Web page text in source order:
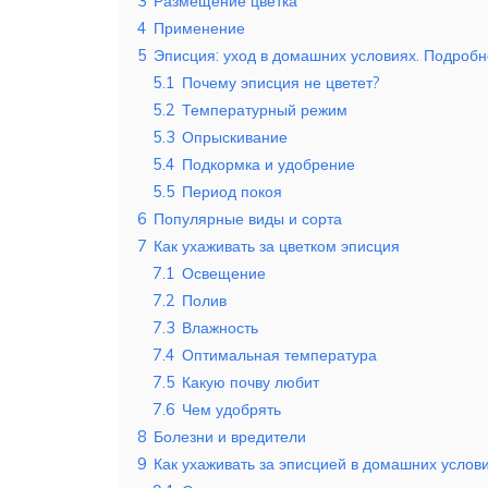
4 Применение
5 Эписция: уход в домашних условиях.
5.1
Почему эписция не цветет?
5.2 Температурный режим
5.3 Опрыскивание
5.4 Подкормка и удобрение
5.5 Период покоя
6 Популярные виды и сорта
7 Как ухаживать за цветком эписция
7.1 Освещение
7.2 Полив
7.3 Влажность
7.4 Оптимальная температура
7.5 Какую почву любит
7.6 Чем удобрять
8 Болезни и вредители
9 Как ухаживать за эписцией в домашних